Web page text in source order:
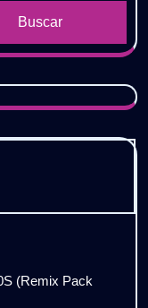
Buscar
(Remix Pack